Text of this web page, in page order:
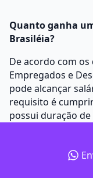
Quanto ganha
Brasiléia?
De acordo com
Empregados e
pode alcançar
requisito é
possui duração